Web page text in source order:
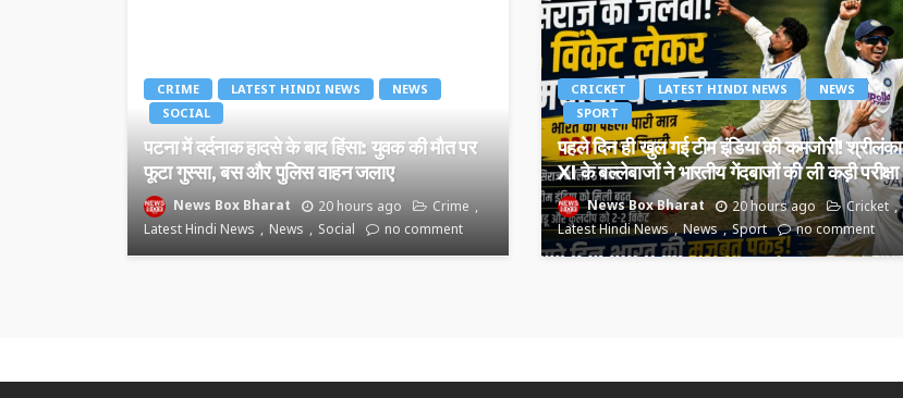
CRIME LATEST HINDI NEWS
NEWS
SOCIAL
पटना में दर्दनाक हादसे के बाद हिंसा: युवक की मौत पर
फूटा गुस्सा, बस और पुलिस वाहन जलाए
News Box Bharat 20 hours ago
Crime
Latest Hindi News
News Social no comment
CRICKET LATEST HINDI NEWS
NEWS
SPORT
पहले दिन ही खुल गई टीम इंडिया की कमजोरी! श्रीलंका
XI के बल्लेबाजों ने भारतीय गेंदबाजों की ली कड़ी परीक्षा
News Box Bharat 20 hours ago
Cricket
Latest Hindi News
News Sport no comment